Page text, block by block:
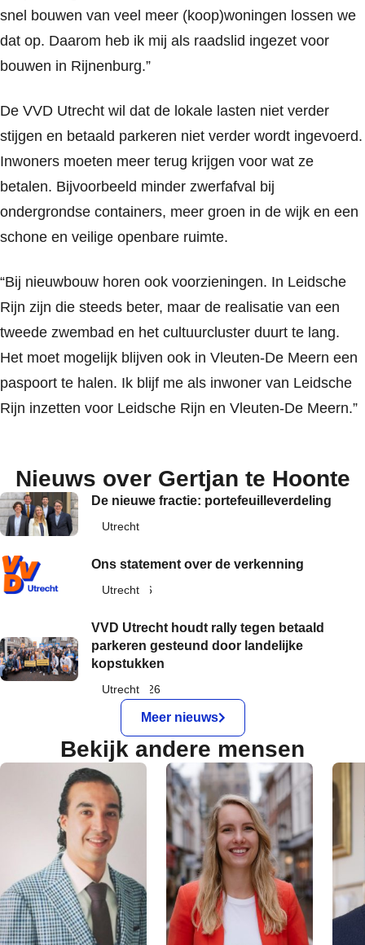
snel bouwen van veel meer (koop)woningen lossen we
dat op. Daarom heb ik mij als raadslid ingezet voor
bouwen in Rijnenburg.”
De VVD Utrecht wil dat de lokale lasten niet verder
stijgen en betaald parkeren niet verder wordt ingevoerd.
Inwoners moeten meer terug krijgen voor wat ze
betalen. Bijvoorbeeld minder zwerfafval bij
ondergrondse containers, meer groen in de wijk en een
schone en veilige openbare ruimte.
“Bij nieuwbouw horen ook voorzieningen. In Leidsche
Rijn zijn die steeds beter, maar de realisatie van een
tweede zwembad en het cultuurcluster duurt te lang.
Het moet mogelijk blijven ook in Vleuten-De Meern een
paspoort te halen. Ik blijf me als inwoner van Leidsche
Rijn inzetten voor Leidsche Rijn en Vleuten-De Meern.”
Nieuws over Gertjan te Hoonte
De nieuwe fractie: portefeuilleverdeling
6 mei 2026
Utrecht
Ons statement over de verkenning
3 april 2026
Utrecht
VVD Utrecht houdt rally tegen betaald
parkeren gesteund door landelijke
kopstukken
9 maart 2026
Utrecht
Meer nieuws
Bekijk andere mensen